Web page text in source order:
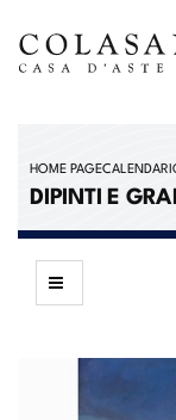
HOME PAGE
DIPINTI E